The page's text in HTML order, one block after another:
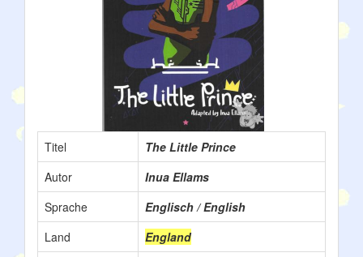
Titel
The Little Prince
Autor
Inua Ellams
Sprache
Englisch / English
Land
England